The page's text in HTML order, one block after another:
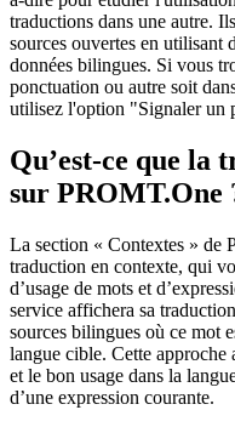
traductions dans une autre.
sources ouvertes en utilisant
données bilingues. Si vous
ponctuation ou autre soit
utilisez l'option "Signaler un
Qu’est-ce que la
sur PROMT.One
La section « Contextes » de
traduction en contexte, qui
d’usage de mots et
service affichera sa
sources bilingues où ce mot
langue cible. Cette approche
et le bon usage dans la
d’une expression courante.